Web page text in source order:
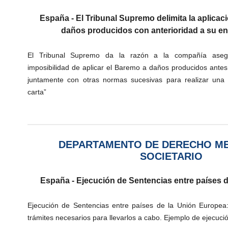
España - El Tribunal Supremo delimita la
daños producidos con anterioridad a su
El Tribunal Supremo da la razón a la compañía
imposibilidad de aplicar el Baremo a daños producidos
juntamente con otras normas sucesivas para realizar
carta”
DEPARTAMENTO DE DERECHO
SOCIETARIO
España - Ejecución de Sentencias entre países
Ejecución de Sentencias entre países de la Unión
trámites necesarios para llevarlos a cabo. Ejemplo de